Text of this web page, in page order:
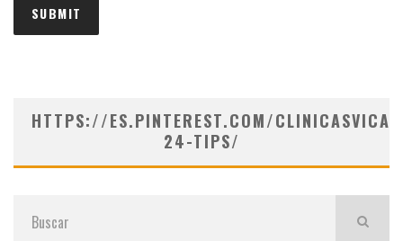
HTTPS://ES.PINTEREST.COM/
24-TIPS/